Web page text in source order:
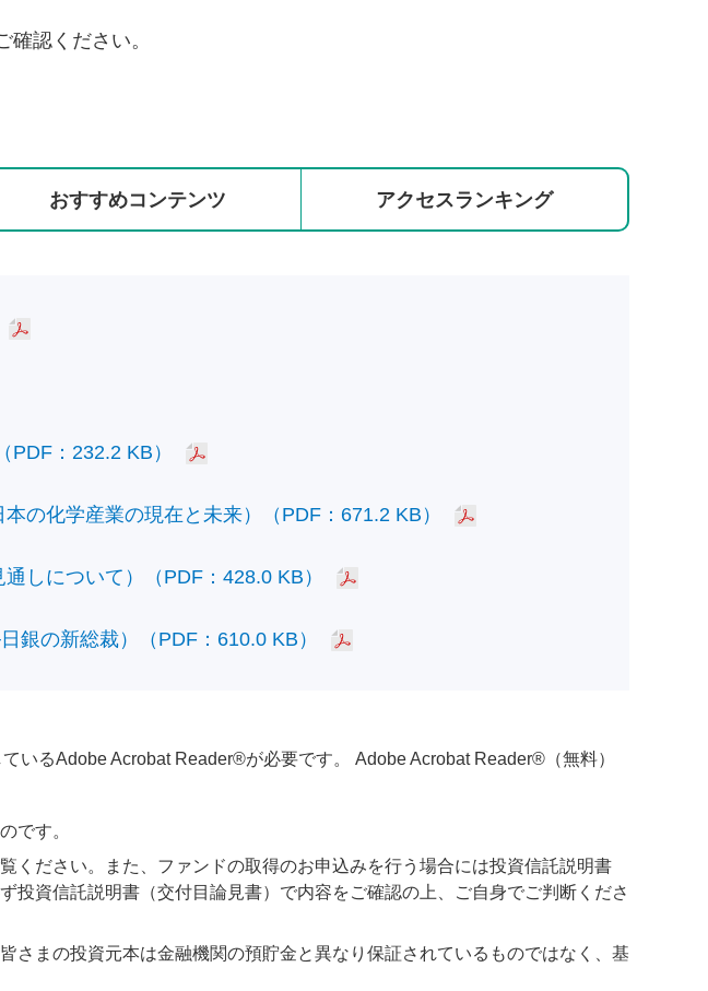
認ください。
おすすめコンテンツ アクセスランキング
：232.2 KB）
の化学産業の現在と未来）（PDF：671.2 KB）
しについて）（PDF：428.0 KB）
銀の新総裁）（PDF：610.0 KB）
いるAdobe Acrobat Reader®が必要です。 Adobe Acrobat Reader®（無料）
です。
ください。また、ファンドの取得のお申込みを行う場合には投資信託説明書
投資信託説明書（交付目論見書）で内容をご確認の上、ご自身でご判断くださ
まの投資元本は金融機関の預貯金と異なり保証されているものではなく、基